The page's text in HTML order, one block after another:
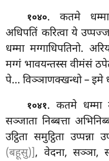
१०४०. कतमे धम्मा
अधिपतिं करित्वा ये
धम्मा मग्गाधिपतिनो.
मग्गं भावयन्तस्स वीमंसं
पे… विञ्ञाणक्खन्धो – इमे
१०४१. कतमे धम्मा
सञ्जाता निब्बत्ता
उट्ठिता समुट्ठिता
(बहूसु)], वेदना, सञ्ञा,